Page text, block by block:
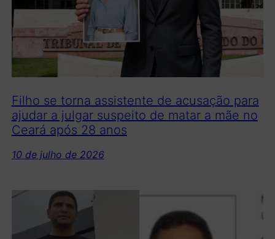
Filho se torna assistente de acusação para
ajudar a julgar suspeito de matar a mãe no
Ceará após 28 anos
10 de julho de 2026